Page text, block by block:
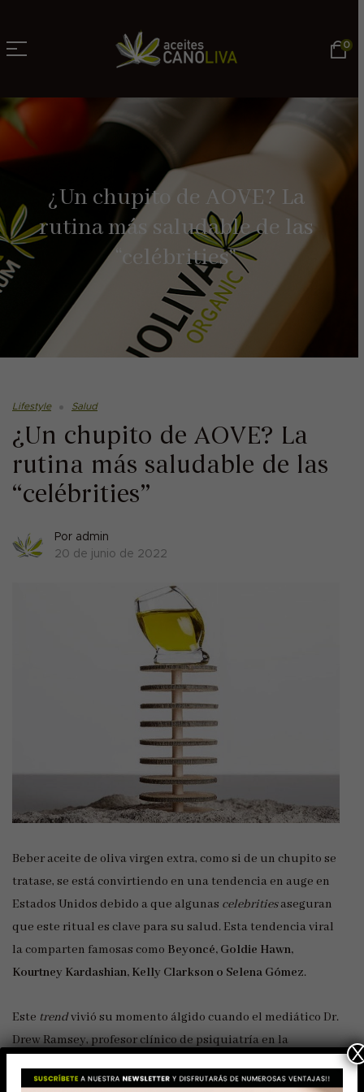
0
¿Un chupito de AOVE? La
rutina más saludable de las
“celébrities”
Lifestyle Salud
¿Un chupito de AOVE? La
rutina más saludable de las
“celébrities”
Por admin
20 de junio de 2022
Beber aceite de oliva virgen extra, como si de un chupito se
tratase, se está convirtiendo en una tendencia en auge en
Estados Unidos debido a que algunas celebritiesaseguran
que este ritual es clave para su salud. Esta tendencia viral
la comparten famosas como Beyoncé, Goldie Hawn,
Kourtney Kardashian, Kelly Clarkson o Selena Gómez.
Este trendvivió su momento álgido cuando el mediático Dr.
Drew Ramsey, profesor clínico de psiquiatría en la
Daly para que bebiera un trago de AOVE en directo en el
X